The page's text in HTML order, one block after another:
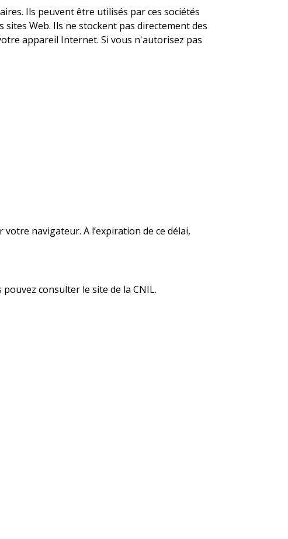
Ils peuvent être utilisés par ces sociétés
Web. Ils ne stockent pas directement des
appareil Internet. Si vous n'autorisez pas
navigateur. A l’expiration de ce délai,
consulter le site de la CNIL.